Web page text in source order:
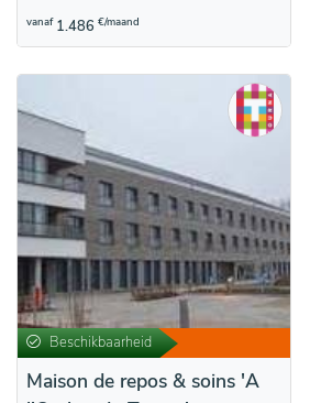
vanaf 1.486 €/maand
Beschikbaarheid
Maison de repos & soins 'A